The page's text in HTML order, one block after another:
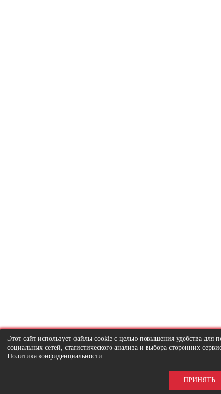
Этот сайт использует файлы cookie с целью повышения удобства
социальных сетей, статистического анализа и выбора сторонних
Политика конфиденциальности.
ПРИНЯТЬ